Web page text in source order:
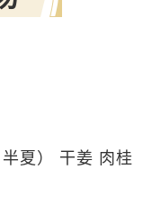
夏） 干姜 肉桂